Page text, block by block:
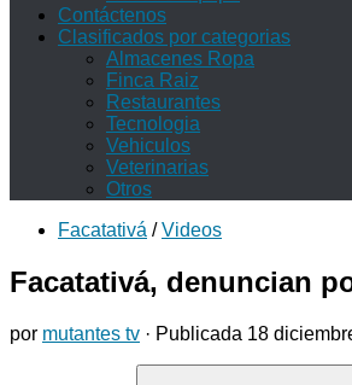
Contáctenos
Clasificados por categorias
Almacenes Ropa
Finca Raiz
Restaurantes
Tecnologia
Vehiculos
Veterinarias
Otros
Facatativá / Videos
Facatativá, denuncian
por mutantes tv · Publicada 18